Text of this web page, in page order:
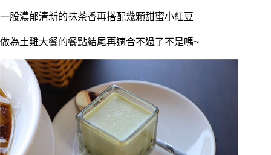
一股濃郁清新的抹茶香再搭配幾顆甜蜜小紅豆
做為土雞大餐的餐點結尾再適合不過了不是嗎~